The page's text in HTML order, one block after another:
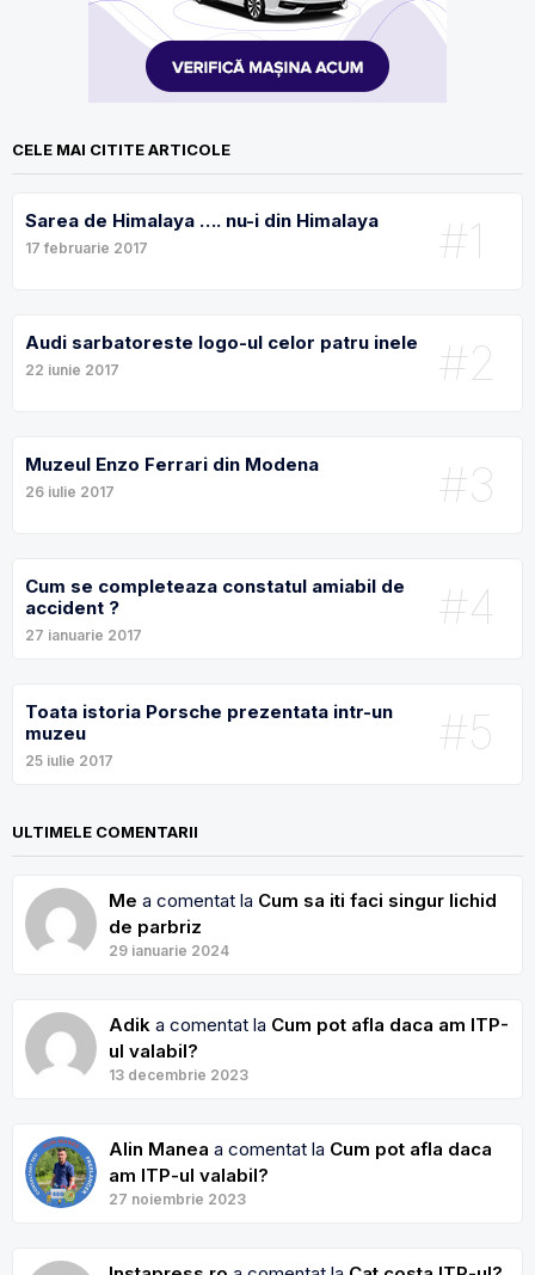
CELE MAI CITITE ARTICOLE
#1
Sarea de Himalaya …. nu-i din Himalaya
17 februarie 2017
#2
Audi sarbatoreste logo-ul celor patru inele
22 iunie 2017
#3
Muzeul Enzo Ferrari din Modena
26 iulie 2017
#4
Cum se completeaza constatul amiabil de
accident ?
27 ianuarie 2017
#5
Toata istoria Porsche prezentata intr-un
muzeu
25 iulie 2017
ULTIMELE COMENTARII
Me a comentat la Cum sa iti faci singur lichid
de parbriz
29 ianuarie 2024
Adik a comentat la Cum pot afla daca am ITP-
ul valabil?
13 decembrie 2023
Alin Manea a comentat la Cum pot afla daca
am ITP-ul valabil?
27 noiembrie 2023